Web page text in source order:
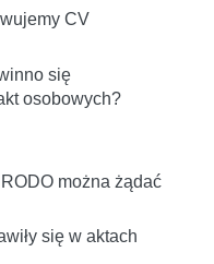
CV
się
osobowych?
można żądać
się w aktach